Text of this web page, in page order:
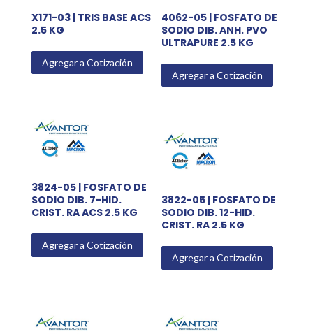
X171-03 | TRIS BASE ACS
2.5 KG
Agregar a Cotización
4062-05 | FOSFATO DE
SODIO DIB. ANH. PVO
ULTRAPURE 2.5 KG
Agregar a Cotización
3824-05 | FOSFATO DE
SODIO DIB. 7-HID.
CRIST. RA ACS 2.5 KG
Agregar a Cotización
3822-05 | FOSFATO DE
SODIO DIB. 12-HID.
CRIST. RA 2.5 KG
Agregar a Cotización